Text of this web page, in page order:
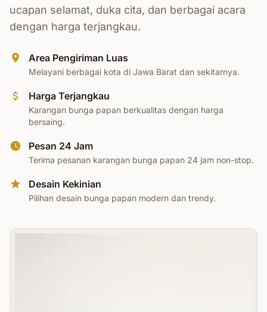
ucapan selamat, duka cita, dan berbagai acara
dengan harga terjangkau.
Area Pengiriman Luas
Melayani berbagai kota di Jawa Barat dan sekitarnya.
Harga Terjangkau
Karangan bunga papan berkualitas dengan harga
bersaing.
Pesan 24 Jam
Terima pesanan karangan bunga papan 24 jam non-stop.
Desain Kekinian
Pilihan desain bunga papan modern dan trendy.